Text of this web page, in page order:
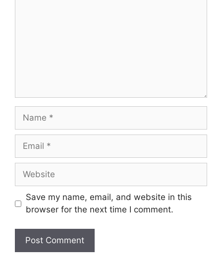
Name
Email
Website
Save my name, email, and website in this
browser for the next time I comment.